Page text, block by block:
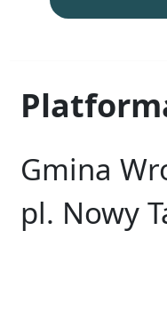
Gmina
pl. Nowy